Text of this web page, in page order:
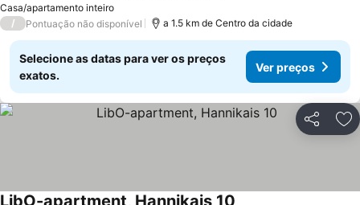
Casa/apartamento inteiro
/ Pontuação não disponível a 1.5 km de Centro da cidade
Selecione as datas para ver os preços
exatos.
Ver preços
Partilhar
LibO-apartment, Hannikais 10